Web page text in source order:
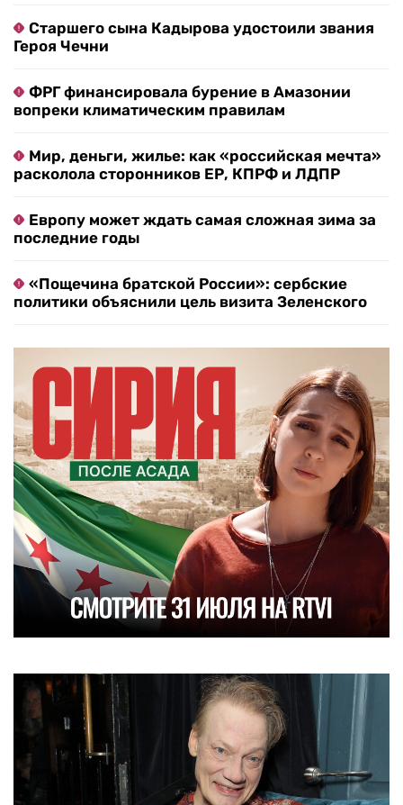
Старшего сына Кадырова удостоили звания
Героя Чечни
ФРГ финансировала бурение в Амазонии
вопреки климатическим правилам
Мир, деньги, жилье: как «российская мечта»
расколола сторонников ЕР, КПРФ и ЛДПР
Европу может ждать самая сложная зима за
последние годы
«Пощечина братской России»: сербские
политики объяснили цель визита Зеленского